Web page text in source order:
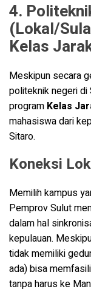
4.
(Lokal/
Kelas
Meskipun secara
politeknik negeri di
program Kelas
mahasiswa dari
Sitaro.
Koneksi
Memilih kampus
Pemprov Sulut
dalam hal
kepulauan.
tidak memiliki
ada) bisa
tanpa harus ke